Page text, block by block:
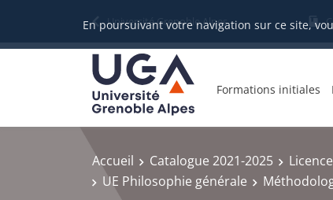
En poursuivant votre navigation sur ce site,
Université Grenoble Alpes
Formations initiales
Accueil Catalogue 2021-2025 Licence
UE Philosophie générale